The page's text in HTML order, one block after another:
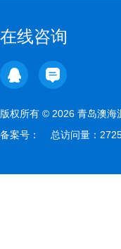
在线咨询
版权所有 © 2026 青岛澳
备案号：
总访问量：